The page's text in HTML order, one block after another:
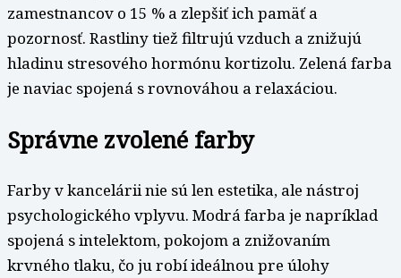
zamestnancov o 15 % a zlepšiť ich pamäť a
pozornosť. Rastliny tiež filtrujú vzduch a znižujú
hladinu stresového hormónu kortizolu. Zelená farba
je naviac spojená s rovnováhou a relaxáciou.
Správne zvolené farby
Farby v kancelárii nie sú len estetika, ale nástroj
psychologického vplyvu. Modrá farba je napríklad
spojená s intelektom, pokojom a znižovaním
krvného tlaku, čo ju robí ideálnou pre úlohy